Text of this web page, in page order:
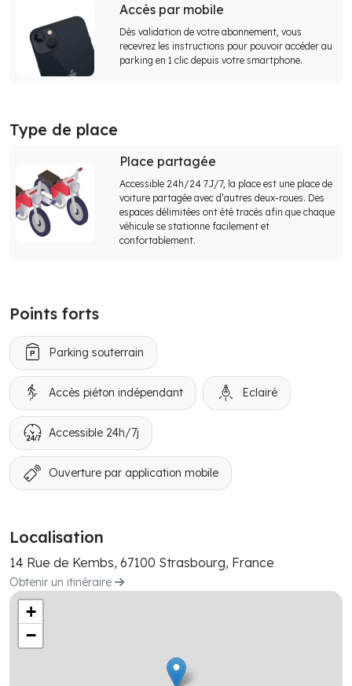
Accès par mobile
Dès validation de votre abonnement, vous
recevrez les instructions pour pouvoir accéder au
parking en 1 clic depuis votre smartphone.
Type de place
Place partagée
Accessible 24h/24 7J/7, la place est une place de
voiture partagée avec d’autres deux-roues. Des
espaces délimitées ont été tracés afin que chaque
véhicule se stationne facilement et
confortablement.
Points forts
Parking souterrain
Accès piéton indépendant Eclairé
Accessible 24h/7j
Ouverture par application mobile
Localisation
14 Rue de Kembs, 67100 Strasbourg, France
Obtenir un itinéraire
+
−